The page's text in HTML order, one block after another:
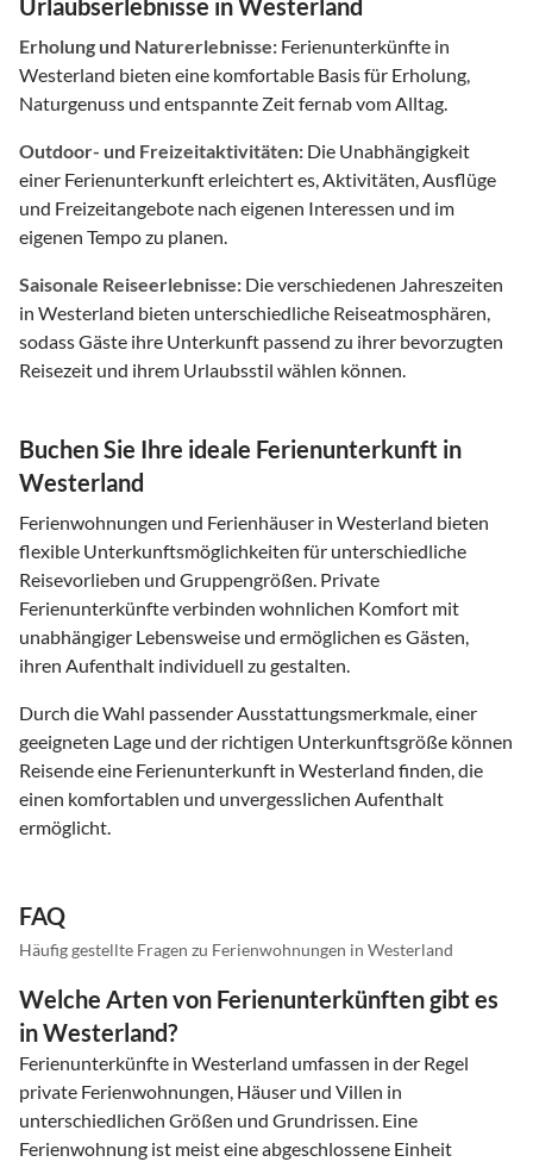
Urlaubserlebnisse in Westerland
Erholung und Naturerlebnisse: Ferienunterkünfte in
Westerland bieten eine komfortable Basis für Erholung,
Naturgenuss und entspannte Zeit fernab vom Alltag.
Outdoor- und Freizeitaktivitäten: Die Unabhängigkeit
einer Ferienunterkunft erleichtert es, Aktivitäten, Ausflüge
und Freizeitangebote nach eigenen Interessen und im
eigenen Tempo zu planen.
Saisonale Reiseerlebnisse: Die verschiedenen Jahreszeiten
in Westerland bieten unterschiedliche Reiseatmosphären,
sodass Gäste ihre Unterkunft passend zu ihrer bevorzugten
Reisezeit und ihrem Urlaubsstil wählen können.
Buchen Sie Ihre ideale Ferienunterkunft in
Westerland
Ferienwohnungen und Ferienhäuser in Westerland bieten
flexible Unterkunftsmöglichkeiten für unterschiedliche
Reisevorlieben und Gruppengrößen. Private
Ferienunterkünfte verbinden wohnlichen Komfort mit
unabhängiger Lebensweise und ermöglichen es Gästen,
ihren Aufenthalt individuell zu gestalten.
Durch die Wahl passender Ausstattungsmerkmale, einer
geeigneten Lage und der richtigen Unterkunftsgröße können
Reisende eine Ferienunterkunft in Westerland finden, die
einen komfortablen und unvergesslichen Aufenthalt
ermöglicht.
FAQ
Häufig gestellte Fragen zu Ferienwohnungen in Westerland
Welche Arten von Ferienunterkünften gibt es
in Westerland?
Ferienunterkünfte in Westerland umfassen in der Regel
private Ferienwohnungen, Häuser und Villen in
unterschiedlichen Größen und Grundrissen. Eine
Ferienwohnung ist meist eine abgeschlossene Einheit